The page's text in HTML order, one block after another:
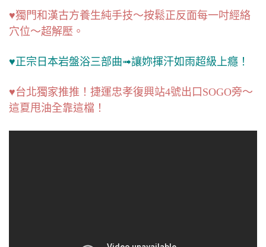
♥獨門和漢古方養生純手技～按鬆正反面每一吋經絡
穴位～超解壓。
♥正宗日本岩盤浴三部曲➟讓妳揮汗如雨超級上癮！
♥台北獨家推推！捷運忠孝復興站4號出口SOGO旁～
這夏甩油全靠這檔！